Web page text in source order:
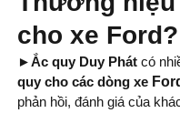
cho xe Ford?
►Ắc quy Duy Phát có
quy cho các dòng xe
phản hồi, đánh giá của